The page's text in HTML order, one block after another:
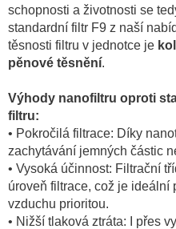
schopnosti a životnosti se
standardní filtr F9 z naší
těsnosti filtru v jednotce je
pěnové těsnění.
Výhody nanofiltru oproti
filtru:
• Pokročilá filtrace: Díky
zachytávání jemných částic
• Vysoká účinnost: Filtrační
úroveň filtrace, což je ideální
vzduchu prioritou.
• Nižší tlaková ztráta: I přes